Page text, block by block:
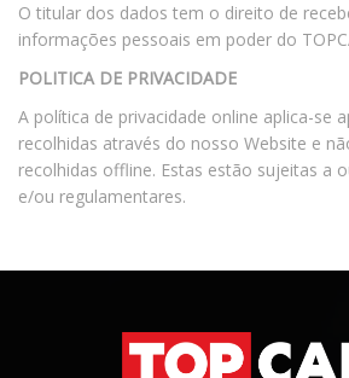
O titular dos dados tem o direito de
informações pessoais em poder do
POLITICA DE PRIVACIDADE
A política de privacidade online aplica-se
recolhidas através do nosso Website e
recolhidas offline. Estas estão sujeitas a
e/ou regulamentares.